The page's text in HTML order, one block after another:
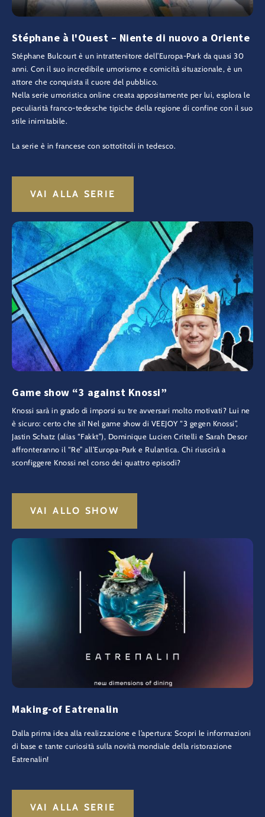
Stéphane à l'Ouest – Niente di nuovo a Oriente
Stéphane Bulcourt è un intrattenitore dell’Europa-Park da quasi 30
anni. Con il suo incredibile umorismo e comicità situazionale, è un
attore che conquista il cuore del pubblico.
Nella serie umoristica online creata appositamente per lui, esplora le
peculiarità franco-tedesche tipiche della regione di confine con il suo
stile inimitabile.
La serie è in francese con sottotitoli in tedesco.
VAI ALLA SERIE
Game show “3 against Knossi”
Knossi sarà in grado di imporsi su tre avversari molto motivati? Lui ne
è sicuro: certo che sì! Nel game show di VEEJOY “3 gegen Knossi”,
Jastin Schatz (alias “Fakkt”), Dominique Lucien Critelli e Sarah Desor
affronteranno il “Re” all’Europa-Park e Rulantica. Chi riuscirà a
sconfiggere Knossi nel corso dei quattro episodi?
VAI ALLO SHOW
Making-of Eatrenalin
Dalla prima idea alla realizzazione e l’apertura: Scopri le informazioni
di base e tante curiosità sulla novità mondiale della ristorazione
Eatrenalin!
VAI ALLA SERIE